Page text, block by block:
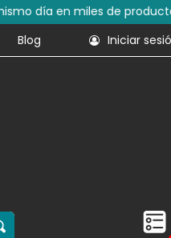
de productos.
Blog Iniciar